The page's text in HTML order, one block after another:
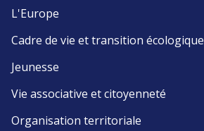
L'Europe
Cadre de vie et transition écologique
Jeunesse
Vie associative et citoyenneté
Organisation territoriale